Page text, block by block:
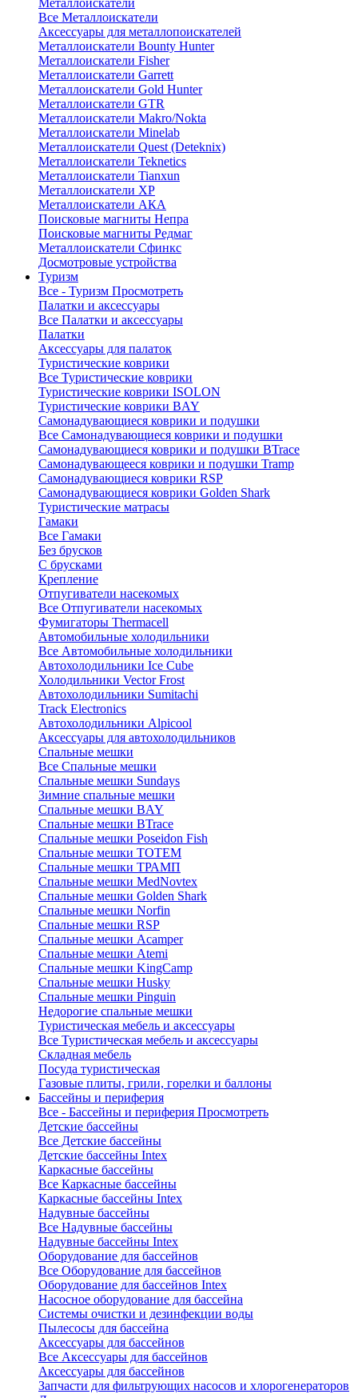
Металлоискатели
Все Металлоискатели
Аксессуары для металлопоискателей
Металлоискатели Bounty Hunter
Металлоискатели Fisher
Металлоискатели Garrett
Металлоискатели Gold Hunter
Металлоискатели GTR
Металлоискатели Makro/Nokta
Металлоискатели Minelab
Металлоискатели Quest (Deteknix)
Металлоискатели Teknetics
Металлоискатели Tianxun
Металлоискатели XP
Металлоискатели АКА
Поисковые магниты Непра
Поисковые магниты Редмаг
Металлоискатели Сфинкс
Досмотровые устройства
Туризм
Все - Туризм Просмотреть
Палатки и аксессуары
Все Палатки и аксессуары
Палатки
Аксессуары для палаток
Туристические коврики
Все Туристические коврики
Туристические коврики ISOLON
Туристические коврики BAY
Самонадувающиеся коврики и подушки
Все Самонадувающиеся коврики и подушки
Самонадувающиеся коврики и подушки BTrace
Самонадувающееся коврики и подушки Tramp
Самонадувающиеся коврики RSP
Самонадувающиеся коврики Golden Shark
Туристические матрасы
Гамаки
Все Гамаки
Без брусков
С брусками
Крепление
Отпугиватели насекомых
Все Отпугиватели насекомых
Фумигаторы Thermacell
Автомобильные холодильники
Все Автомобильные холодильники
Автохолодильники Ice Cube
Холодильники Vector Frost
Автохолодильники Sumitachi
Track Electronics
Автохолодильники Alpicool
Аксессуары для автохолодильников
Спальные мешки
Все Спальные мешки
Спальные мешки Sundays
Зимние спальные мешки
Спальные мешки BAY
Спальные мешки BTrace
Спальные мешки Poseidon Fish
Спальные мешки ТОТЕМ
Спальные мешки ТРАМП
Cпальные мешки MedNovtex
Спальные мешки Golden Shark
Спальные мешки Norfin
Спальные мешки RSP
Спальные мешки Acamper
Спальные мешки Atemi
Спальные мешки KingCamp
Спальные мешки Husky
Спальные мешки Pinguin
Недорогие спальные мешки
Туристическая мебель и аксессуары
Все Туристическая мебель и аксессуары
Складная мебель
Посуда туристическая
Газовые плиты, грили, горелки и баллоны
Бассейны и периферия
Все - Бассейны и периферия Просмотреть
Детские бассейны
Все Детские бассейны
Детские бассейны Intex
Каркасные бассейны
Все Каркасные бассейны
Каркасные бассейны Intex
Надувные бассейны
Все Надувные бассейны
Надувные бассейны Intex
Оборудование для бассейнов
Все Оборудование для бассейнов
Оборудование для бассейнов Intex
Насосное оборудование для бассейна
Системы очистки и дезинфекции воды
Пылесосы для бассейна
Аксессуары для бассейнов
Все Аксессуары для бассейнов
Аксессуары для бассейнов
Запчасти для фильтрующих насосов и хлорогенераторов